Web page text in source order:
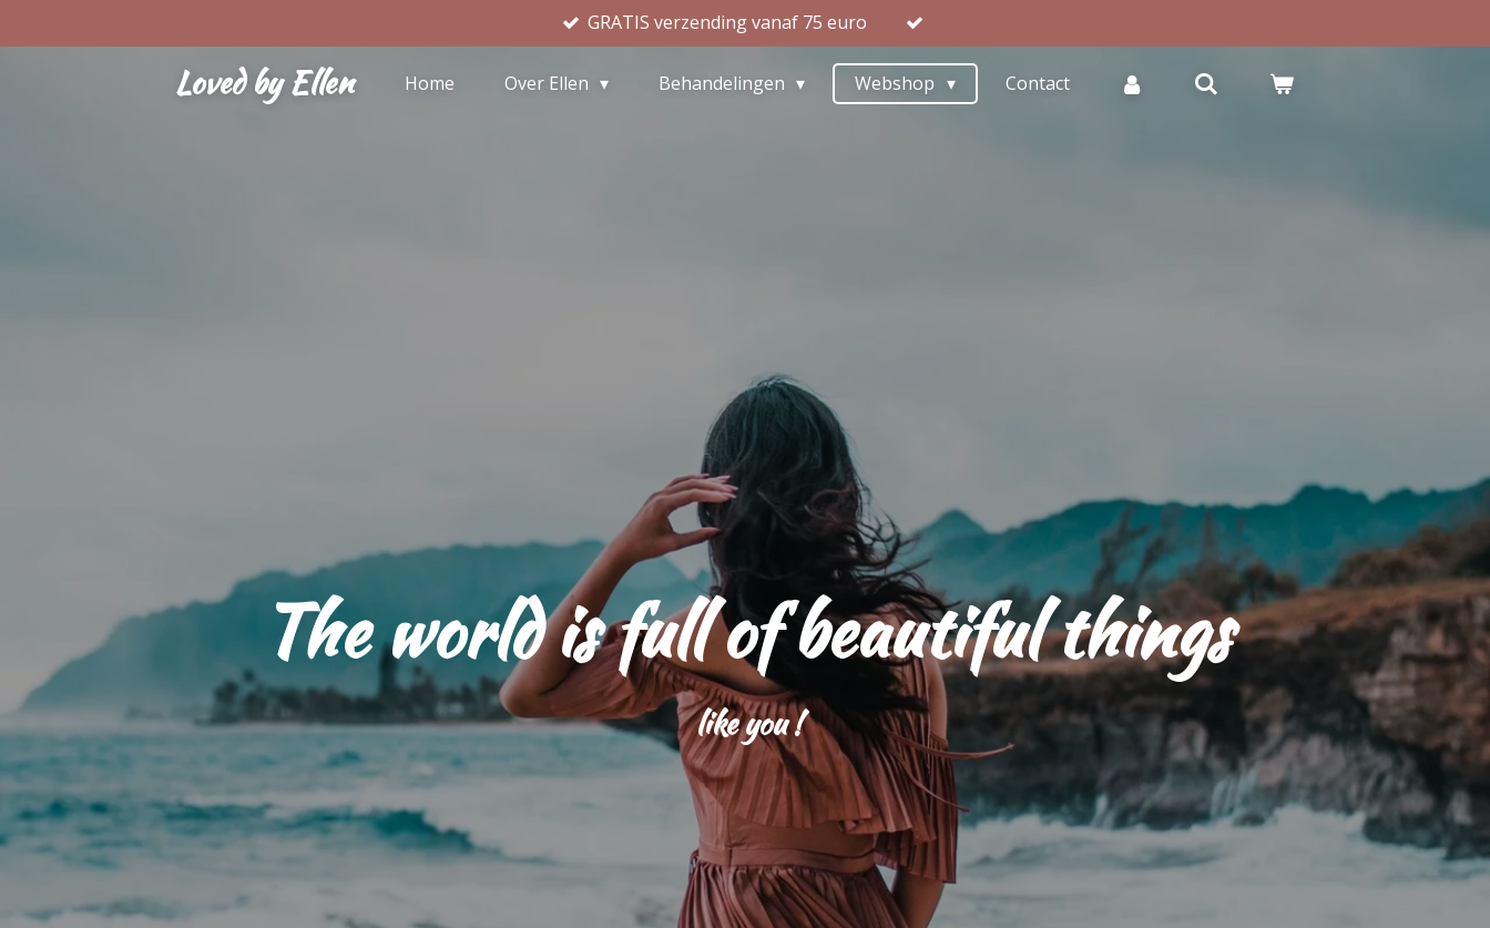
direct
GRATIS verzending vanaf 75 euro
Loved by Ellen Home Over Ellen Behandelingen Webshop Contact
The world is full of beautiful things
like you !